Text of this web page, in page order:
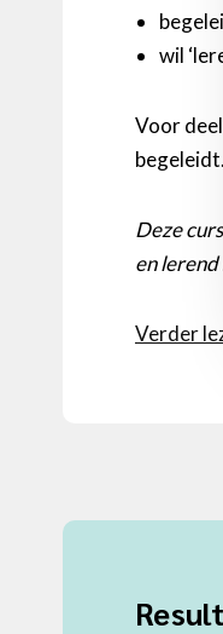
wil
Voor
begeleidt.
Deze
en
Verder